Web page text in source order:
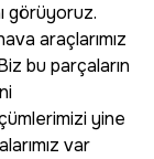
görüyoruz.
araçlarımız
bu parçaların
yine
var